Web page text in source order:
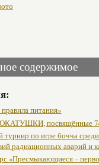
содержимое
питания»
посвящённые 74
по игре бочча
радиационных аварий и
«Пресмыкающиеся –